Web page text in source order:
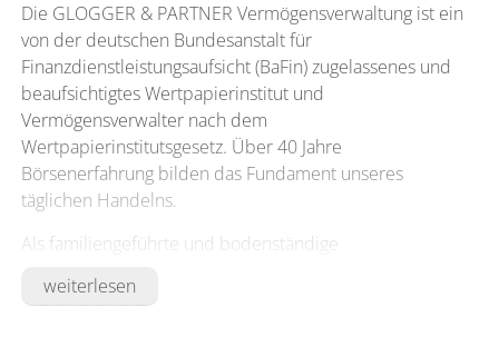
Die GLOGGER & PARTNER Vermögensverwaltung ist ein
von der deutschen Bundesanstalt für
Finanzdienstleistungsaufsicht (BaFin) zugelassenes und
beaufsichtigtes Wertpapierinstitut und
Vermögensverwalter nach dem
Wertpapierinstitutsgesetz. Über 40 Jahre
Börsenerfahrung bilden das Fundament unseres
täglichen Handelns.
Als familiengeführte und bodenständige
individuelle Verwaltung von Vermögen mittels
weiterlesen